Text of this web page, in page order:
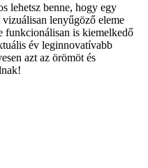
lehetsz benne, hogy egy
lenyűgöző eleme
funkcionálisan is kiemelkedő
év leginnovatívabb
azt az örömöt és